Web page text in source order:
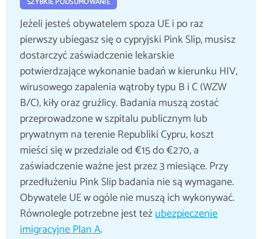
Jeżeli jesteś obywatelem spoza UE i po raz
pierwszy ubiegasz się o cypryjski Pink Slip, musisz
dostarczyć zaświadczenie lekarskie
potwierdzające wykonanie badań w kierunku HIV,
wirusowego zapalenia wątroby typu B i C (WZW
B/C), kiły oraz gruźlicy. Badania muszą zostać
przeprowadzone w szpitalu publicznym lub
prywatnym na terenie Republiki Cypru, koszt
mieści się w przedziale od €15 do €270, a
zaświadczenie ważne jest przez 3 miesiące. Przy
przedłużeniu Pink Slip badania nie są wymagane.
Obywatele UE w ogóle nie muszą ich wykonywać.
Równolegle potrzebne jest teżubezpieczenie
imigracyjne Plan A.